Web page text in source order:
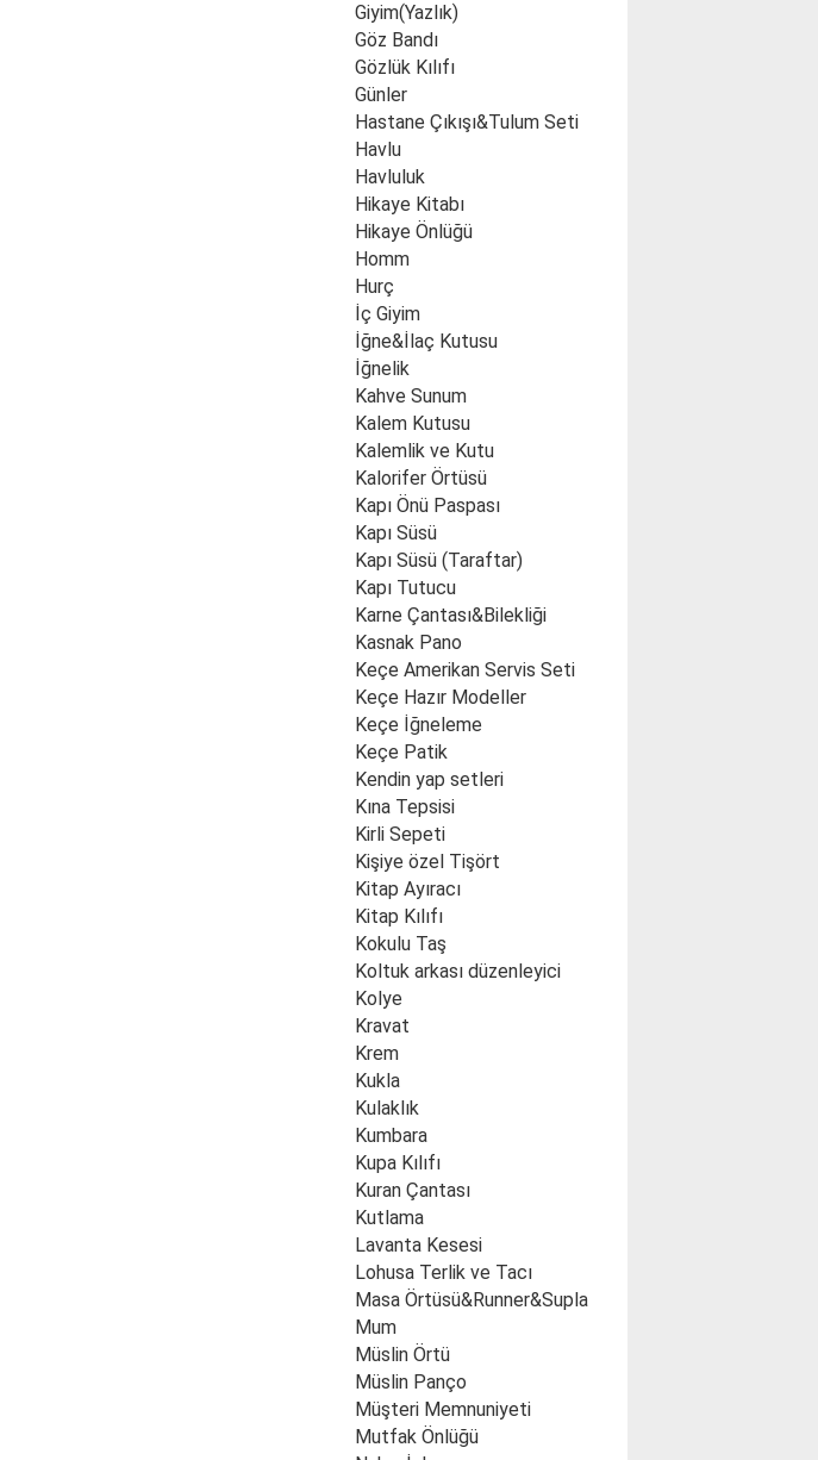
Giyim(Yazlık)
Göz Bandı
Gözlük Kılıfı
Günler
Hastane Çıkışı&Tulum Seti
Havlu
Havluluk
Hikaye Kitabı
Hikaye Önlüğü
Homm
Hurç
İç Giyim
İğne&İlaç Kutusu
İğnelik
Kahve Sunum
Kalem Kutusu
Kalemlik ve Kutu
Kalorifer Örtüsü
Kapı Önü Paspası
Kapı Süsü
Kapı Süsü (Taraftar)
Kapı Tutucu
Karne Çantası&Bilekliği
Kasnak Pano
Keçe Amerikan Servis Seti
Keçe Hazır Modeller
Keçe İğneleme
Keçe Patik
Kendin yap setleri
Kına Tepsisi
Kirli Sepeti
Kişiye özel Tişört
Kitap Ayıracı
Kitap Kılıfı
Kokulu Taş
Koltuk arkası düzenleyici
Kolye
Kravat
Krem
Kukla
Kulaklık
Kumbara
Kupa Kılıfı
Kuran Çantası
Kutlama
Lavanta Kesesi
Lohusa Terlik ve Tacı
Masa Örtüsü&Runner&Supla
Mum
Müslin Örtü
Müslin Panço
Müşteri Memnuniyeti
Mutfak Önlüğü